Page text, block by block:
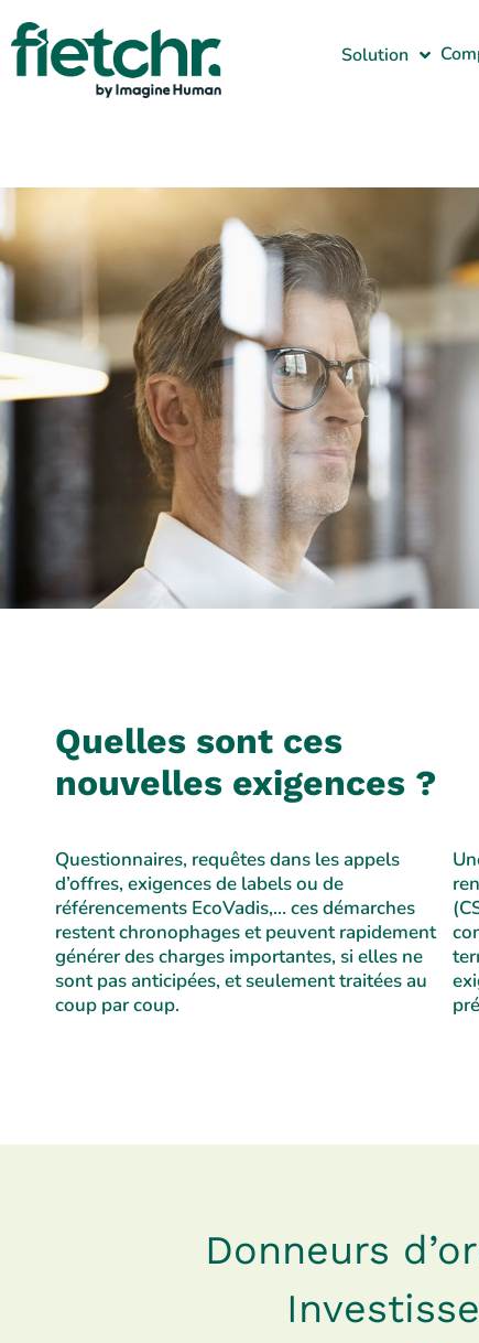
Solution
Quelles sont ces
nouvelles exigences ?
Questionnaires, requêtes dans les appels
d’offres, exigences de labels ou de
référencements EcoVadis,… ces démarches
restent chronophages et peuvent rapidement
générer des charges importantes, si elles ne
sont pas anticipées, et seulement traitées au
coup par coup.
Donneurs